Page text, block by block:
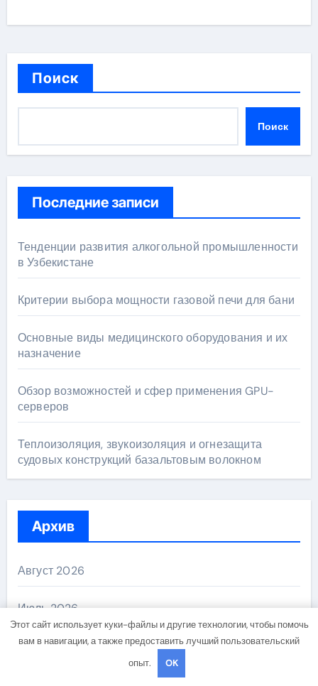
Поиск
Поиск
Последние записи
Тенденции развития алкогольной промышленности
в Узбекистане
Критерии выбора мощности газовой печи для бани
Основные виды медицинского оборудования и их
назначение
Обзор возможностей и сфер применения GPU-
серверов
Теплоизоляция, звукоизоляция и огнезащита
судовых конструкций базальтовым волокном
Архив
Август 2026
Июль 2026
Июнь 2026
Этот сайт использует куки-файлы и другие технологии, чтобы помочь
вам в навигации, а также предоставить лучший пользовательский
опыт.
OK